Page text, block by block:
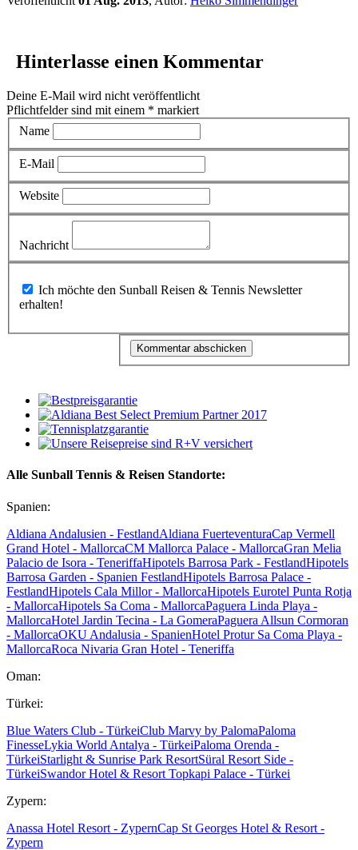
Hinterlasse einen Kommentar
Deine E-Mail wird nicht veröffentlicht
Pflichtfelder sind mit einem * markiert
Name
E-Mail
Website
Nachricht
erhalten!
Alle Sunball Tennis & Reisen Standorte:
Spanien:
Aldiana Andalusien - FestlandAldiana FuerteventuraCap Vermell
Grand Hotel - MallorcaCM Mallorca Palace - MallorcaGran Melia
Palacio de Isora - TeneriffaHipotels Barrosa Park - FestlandHipotels
Barrosa Garden - Spanien FestlandHipotels Barrosa Palace -
FestlandHipotels Cala Millor - MallorcaHipotels Eurotel Punta Rotja
- MallorcaHipotels Sa Coma - MallorcaPaguera Linda Playa -
MallorcaHotel Jardin Tecina - La GomeraPaguera Allsun Cormoran
- MallorcaOKU Andalusia - SpanienHotel Protur Sa Coma Playa -
MallorcaRoca Nivaria Gran Hotel - Teneriffa
Oman:
Türkei:
Blue Waters Club - TürkeiClub Marvy by PalomaPaloma
FinesseLykia World Antalya - TürkeiPaloma Orenda -
TürkeiStarlight & Sunrise Park ResortSüral Resort Side -
TürkeiSwandor Hotel & Resort Topkapi Palace - Türkei
Zypern:
Anassa Hotel Resort - ZypernCap St Georges Hotel & Resort -
Zypern